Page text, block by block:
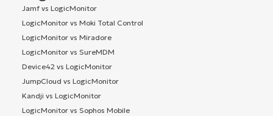
Jamf vs LogicMonitor
LogicMonitor vs Moki Total Control
LogicMonitor vs Miradore
LogicMonitor vs SureMDM
Device42 vs LogicMonitor
JumpCloud vs LogicMonitor
Kandji vs LogicMonitor
LogicMonitor vs Sophos Mobile